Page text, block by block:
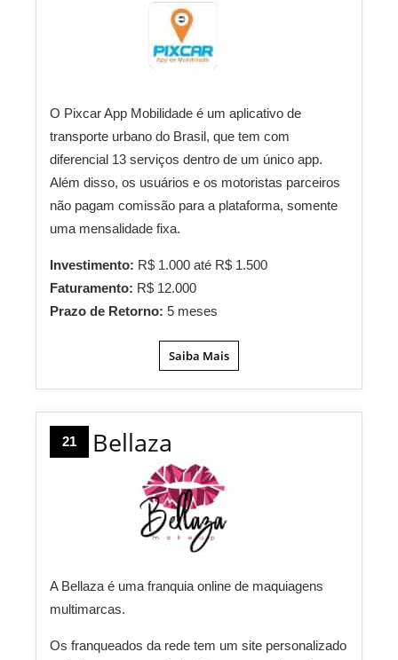
O Pixcar App Mobilidade é um aplicativo de
transporte urbano do Brasil, que tem com
diferencial 13 serviços dentro de um único app.
Além disso, os usuários e os motoristas parceiros
não pagam comissão para a plataforma, somente
uma mensalidade fixa.
Investimento: R$ 1.000 até R$ 1.500
Faturamento: R$ 12.000
Prazo de Retorno: 5 meses
Saiba Mais
21 Bellaza
A Bellaza é uma franquia online de maquiagens
multimarcas.
Os franqueados da rede tem um site personalizado